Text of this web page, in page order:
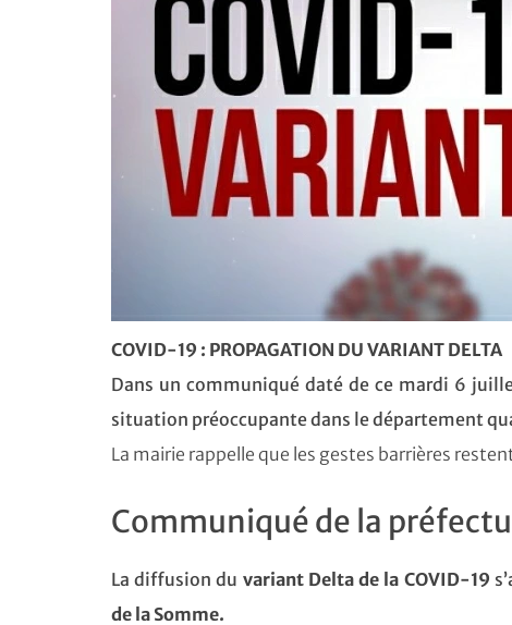
COVID-19 : PROPAGATION DU VARIANT DELTA
Dans un communiqué daté de ce mardi 6
situation préoccupante dans le département
La mairie rappelle que les gestes barrières
Communiqué de la
La diffusion du variant Delta de la COVID-19
de la Somme.